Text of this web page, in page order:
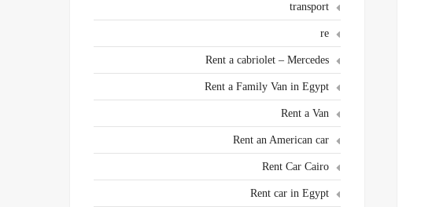
transport
re
Rent a cabriolet – Mercedes
Rent a Family Van in Egypt
Rent a Van
Rent an American car
Rent Car Cairo
Rent car in Egypt